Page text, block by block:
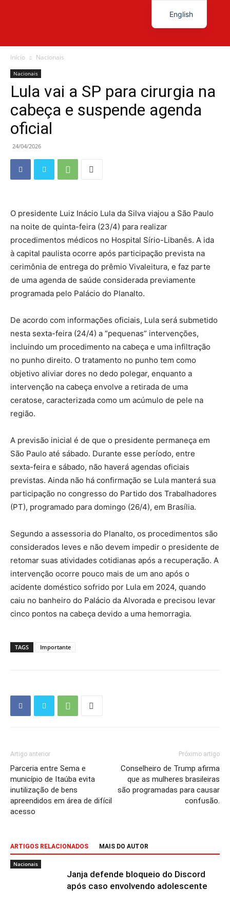
Diário
News
Início Nacionais
Nacionais
Lula vai a SP para cirurgia na
cabeça e suspende agenda
oficial
24/04/2026
O presidente Luiz Inácio Lula da Silva viajou a São Paulo
na noite de quinta-feira (23/4) para realizar
procedimentos médicos no Hospital Sírio-Libanês. A ida
à capital paulista ocorre após participação prevista na
cerimônia de entrega do prêmio Vivaleitura, e faz parte
de uma agenda de saúde considerada previamente
programada pelo Palácio do Planalto.
De acordo com informações oficiais, Lula será submetido
nesta sexta-feira (24/4) a “pequenas” intervenções,
incluindo um procedimento na cabeça e uma infiltração
no punho direito. O tratamento no punho tem como
objetivo aliviar dores no dedo polegar, enquanto a
intervenção na cabeça envolve a retirada de uma
ceratose, caracterizada como um acúmulo de pele na
região.
A previsão inicial é de que o presidente permaneça em
São Paulo até sábado. Durante esse período, entre
sexta-feira e sábado, não haverá agendas oficiais
previstas. Ainda não há confirmação se Lula manterá sua
participação no congresso do Partido dos Trabalhadores
(PT), programado para domingo (26/4), em Brasília.
Segundo a assessoria do Planalto, os procedimentos são
considerados leves e não devem impedir o presidente de
retomar suas atividades cotidianas após a recuperação. A
intervenção ocorre pouco mais de um ano após o
acidente doméstico sofrido por Lula em 2024, quando
caiu no banheiro do Palácio da Alvorada e precisou levar
cinco pontos na cabeça devido a uma hemorragia.
TAGS Importante
Artigo anterior
Parceria entre Sema e
município de Itaúba evita
inutilização de bens
apreendidos em área de difícil
acesso
Próximo artigo
Conselheiro de Trump afirma
que as mulheres brasileiras
são programadas para causar
confusão.
ARTIGOS RELACIONADOS MAIS DO AUTOR
Nacionais
Janja defende bloqueio do Discord
após caso envolvendo adolescente
English